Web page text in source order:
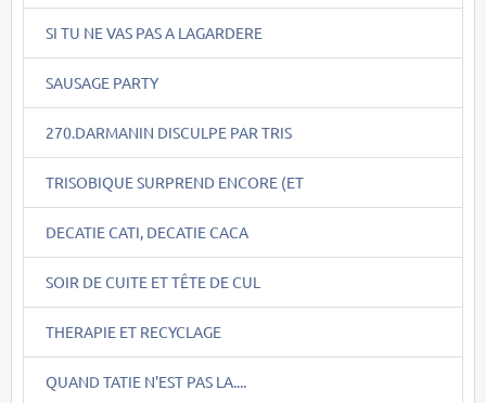
SI TU NE VAS PAS A LAGARDERE
SAUSAGE PARTY
270.DARMANIN DISCULPE PAR TRIS
TRISOBIQUE SURPREND ENCORE (ET
DECATIE CATI, DECATIE CACA
SOIR DE CUITE ET TÊTE DE CUL
THERAPIE ET RECYCLAGE
QUAND TATIE N'EST PAS LA....